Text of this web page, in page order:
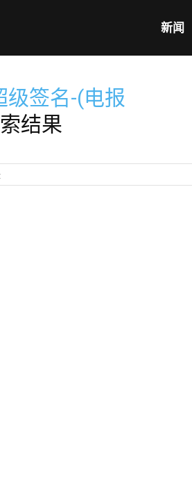
新闻
级签名-(电报
结果